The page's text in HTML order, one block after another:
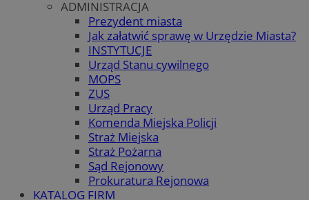
ADMINISTRACJA
Prezydent miasta
Jak załatwić sprawę w Urzędzie Miasta?
INSTYTUCJE
Urząd Stanu cywilnego
MOPS
ZUS
Urząd Pracy
Komenda Miejska Policji
Straż Miejska
Straż Pożarna
Sąd Rejonowy
Prokuratura Rejonowa
KATALOG FIRM